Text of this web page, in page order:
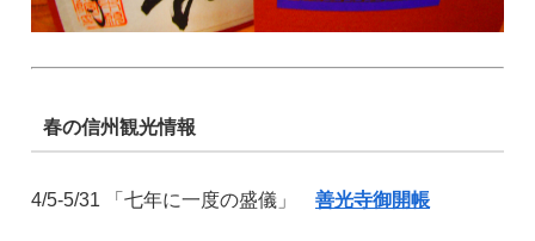
春の信州観光情報
4/5-5/31 「七年に一度の盛儀」 善光寺御開帳